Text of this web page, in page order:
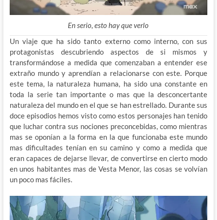
En serio, esto hay que verlo
Un viaje que ha sido tanto externo como interno, con sus
protagonistas descubriendo aspectos de si mismos y
transformándose a medida que comenzaban a entender ese
extraño mundo y aprendían a relacionarse con este. Porque
este tema, la naturaleza humana, ha sido una constante en
toda la serie tan importante o mas que la desconcertante
naturaleza del mundo en el que se han estrellado. Durante sus
doce episodios hemos visto como estos personajes han tenido
que luchar contra sus nociones preconcebidas, como mientras
mas se oponían a la forma en la que funcionaba este mundo
mas dificultades tenían en su camino y como a medida que
eran capaces de dejarse llevar, de convertirse en cierto modo
en unos habitantes mas de Vesta Menor, las cosas se volvían
un poco mas fáciles.